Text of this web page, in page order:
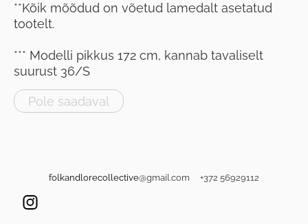
**Kõik mõõdud on võetud lamedalt asetatud
tootelt.
*** Modelli pikkus 172 cm, kannab tavaliselt
suurust 36/S
Pole saadaval
folkandlorecollective@gmail.com +372 56929112